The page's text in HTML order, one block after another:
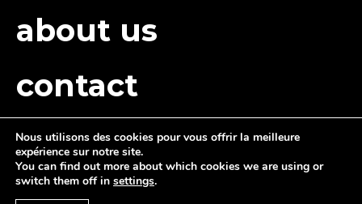
about us
contact
Politique de confidentialité
Nous utilisons des cookies pour vous offrir la meilleure
expérience sur notre site.
You can find out more about which cookies we are using or
switch them off in settings.